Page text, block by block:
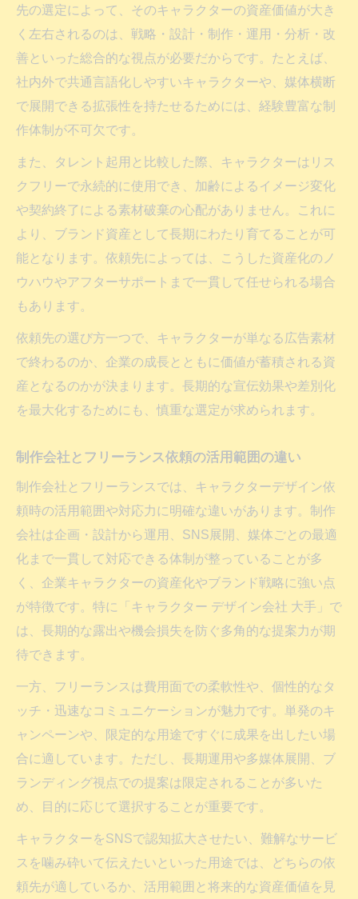
先の選定によって、そのキャラクターの資産価値が大き
く左右されるのは、戦略・設計・制作・運用・分析・改
善といった総合的な視点が必要だからです。たとえば、
社内外で共通言語化しやすいキャラクターや、媒体横断
で展開できる拡張性を持たせるためには、経験豊富な制
作体制が不可欠です。
また、タレント起用と比較した際、キャラクターはリス
クフリーで永続的に使用でき、加齢によるイメージ変化
や契約終了による素材破棄の心配がありません。これに
より、ブランド資産として長期にわたり育てることが可
能となります。依頼先によっては、こうした資産化のノ
ウハウやアフターサポートまで一貫して任せられる場合
もあります。
依頼先の選び方一つで、キャラクターが単なる広告素材
で終わるのか、企業の成長とともに価値が蓄積される資
産となるのかが決まります。長期的な宣伝効果や差別化
を最大化するためにも、慎重な選定が求められます。
制作会社とフリーランス依頼の活用範囲の違い
制作会社とフリーランスでは、キャラクターデザイン依
頼時の活用範囲や対応力に明確な違いがあります。制作
会社は企画・設計から運用、SNS展開、媒体ごとの最適
化まで一貫して対応できる体制が整っていることが多
く、企業キャラクターの資産化やブランド戦略に強い点
が特徴です。特に「キャラクター デザイン会社 大手」で
は、長期的な露出や機会損失を防ぐ多角的な提案力が期
待できます。
一方、フリーランスは費用面での柔軟性や、個性的なタ
ッチ・迅速なコミュニケーションが魅力です。単発のキ
ャンペーンや、限定的な用途ですぐに成果を出したい場
合に適しています。ただし、長期運用や多媒体展開、ブ
ランディング視点での提案は限定されることが多いた
め、目的に応じて選択することが重要です。
キャラクターをSNSで認知拡大させたい、難解なサービ
スを噛み砕いて伝えたいといった用途では、どちらの依
頼先が適しているか、活用範囲と将来的な資産価値を見